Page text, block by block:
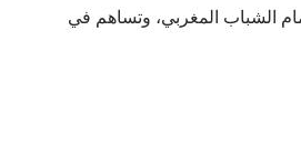
أمام الشباب المغربي، وتساهم في